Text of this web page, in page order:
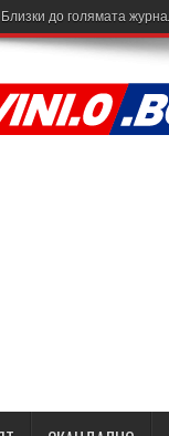
Близки до голямата